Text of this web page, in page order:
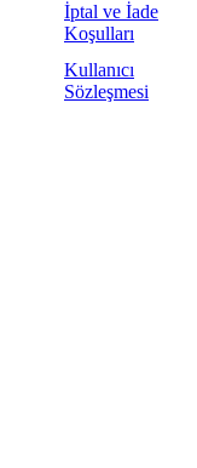
İptal ve İade
Koşulları
Kullanıcı
Sözleşmesi